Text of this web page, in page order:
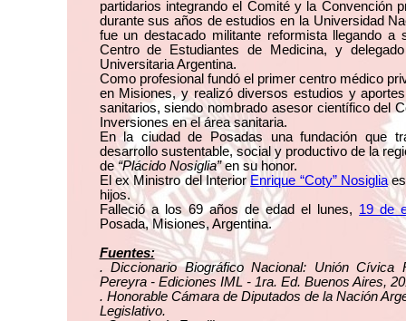
partidarios integrando el Comité y la Convención
durante sus años de estudios en la Universidad
fue un destacado militante reformista llegando a
Centro de Estudiantes de Medicina, y
Universitaria Argentina.
Como profesional fundó el primer centro médico
en Misiones, y realizó diversos estudios y
sanitarios, siendo nombrado asesor científico del
Inversiones en el área sanitaria.
En la ciudad de Posadas una fundación que
desarrollo sustentable, social y productivo de la
de “Plácido Nosiglia”en su honor.
El ex Ministro del InteriorEnrique “Coty” Nosigliaes
hijos.
Falleció a los 69 años de edad el lunes, 19 de
Posada, Misiones, Argentina.
Fuentes:
. Diccionario Biográfico Nacional: Unión Cívica
Pereyra - Ediciones IML - 1ra. Ed. Buenos Aires,
. Honorable Cámara de Diputados de la Nación
Legislativo.